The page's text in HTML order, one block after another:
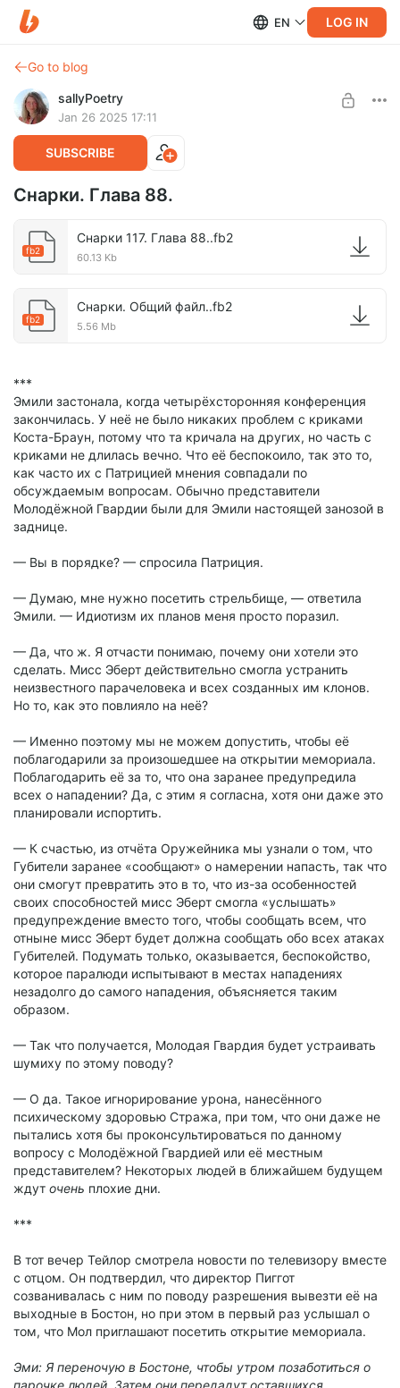
EN LOG IN
Go to blog
sallyPoetry
Jan 26 2025 17:11
SUBSCRIBE
Снарки. Глава 88.
fb2
Снарки 117. Глава 88..fb2
60.13 Kb
fb2
Снарки. Общий файл..fb2
5.56 Mb
***
Эмили застонала, когда четырёхсторонняя конференция
закончилась. У неё не было никаких проблем с криками
Коста-Браун, потому что та кричала на других, но часть с
криками не длилась вечно. Что её беспокоило, так это то,
как часто их с Патрицией мнения совпадали по
обсуждаемым вопросам. Обычно представители
Молодёжной Гвардии были для Эмили настоящей занозой в
заднице.
— Вы в порядке? — спросила Патриция.
— Думаю, мне нужно посетить стрельбище, — ответила
Эмили. — Идиотизм их планов меня просто поразил.
— Да, что ж. Я отчасти понимаю, почему они хотели это
сделать. Мисс Эберт действительно смогла устранить
неизвестного парачеловека и всех созданных им клонов.
Но то, как это повлияло на неё?
— Именно поэтому мы не можем допустить, чтобы её
поблагодарили за произошедшее на открытии мемориала.
Поблагодарить её за то, что она заранее предупредила
всех о нападении? Да, с этим я согласна, хотя они даже это
планировали испортить.
— К счастью, из отчёта Оружейника мы узнали о том, что
Губители заранее «сообщают» о намерении напасть, так что
они смогут превратить это в то, что из-за особенностей
своих способностей мисс Эберт смогла «услышать»
предупреждение вместо того, чтобы сообщать всем, что
отныне мисс Эберт будет должна сообщать обо всех атаках
Губителей. Подумать только, оказывается, беспокойство,
которое паралюди испытывают в местах нападениях
незадолго до самого нападения, объясняется таким
образом.
— Так что получается, Молодая Гвардия будет устраивать
шумиху по этому поводу?
— О да. Такое игнорирование урона, нанесённого
психическому здоровью Стража, при том, что они даже не
пытались хотя бы проконсультироваться по данному
вопросу с Молодёжной Гвардией или её местным
представителем? Некоторых людей в ближайшем будущем
ждут очень плохие дни.
***
В тот вечер Тейлор смотрела новости по телевизору вместе
с отцом. Он подтвердил, что директор Пиггот
созванивалась с ним по поводу разрешения вывезти её на
выходные в Бостон, но при этом в первый раз услышал о
том, что Мол приглашают посетить открытие мемориала.
Эми: Я переночую в Бостоне, чтобы утром позаботиться о
парочке людей. Затем они передадут оставшихся